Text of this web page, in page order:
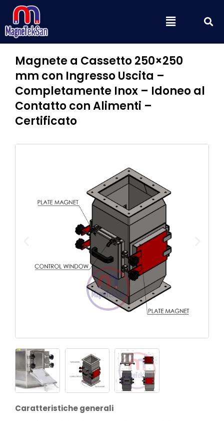
contenuto
Menu
Magnete a Cassetto 250×250
mm con Ingresso Uscita –
Completamente Inox – Idoneo al
Contatto con Alimenti –
Certificato
Caratteristiche generali